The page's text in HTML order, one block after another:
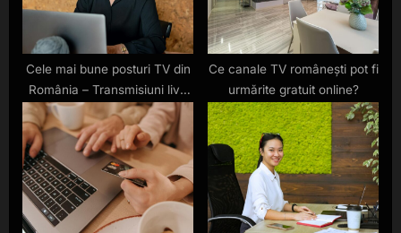
Cele mai bune posturi TV din
România – Transmisiuni live
online
Ce canale TV românești pot fi
urmărite gratuit online?